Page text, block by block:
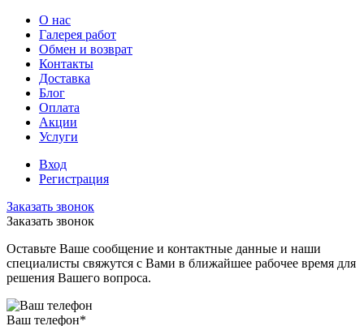
О нас
Галерея работ
Обмен и возврат
Контакты
Доставка
Блог
Оплата
Акции
Услуги
Вход
Регистрация
Заказать звонок
Заказать звонок
Оставьте Ваше сообщение и контактные данные и наши
специалисты свяжутся с Вами в ближайшее рабочее время для
решения Вашего вопроса.
Ваш телефон*